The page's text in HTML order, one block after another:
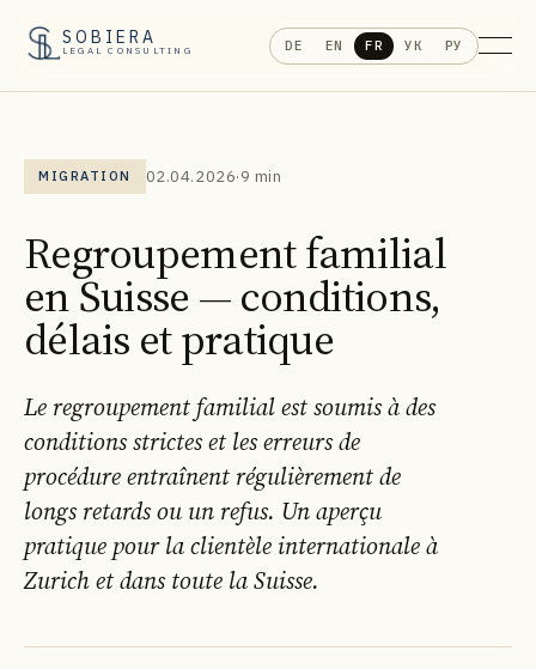
SOBIERA
LEGAL CONSULTING DE EN FR УК РУ
MIGRATION 02.04.2026·9 min
Regroupement familial
en Suisse — conditions,
délais et pratique
Le regroupement familial est soumis à des
conditions strictes et les erreurs de
procédure entraînent régulièrement de
longs retards ou un refus. Un aperçu
pratique pour la clientèle internationale à
Zurich et dans toute la Suisse.